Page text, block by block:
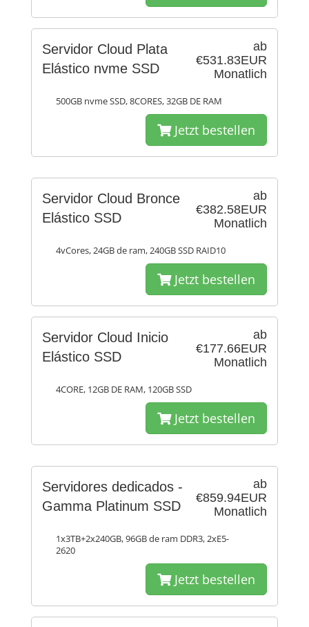
ab
€531.83EUR
Monatlich
Servidor Cloud Plata
Elástico nvme SSD
500GB nvme SSD, 8CORES, 32GB DE RAM
Jetzt bestellen
ab
€382.58EUR
Monatlich
Servidor Cloud Bronce
Elástico SSD
4vCores, 24GB de ram, 240GB SSD RAID10
Jetzt bestellen
ab
€177.66EUR
Monatlich
Servidor Cloud Inicio
Elástico SSD
4CORE, 12GB DE RAM, 120GB SSD
Jetzt bestellen
ab
€859.94EUR
Monatlich
Servidores dedicados -
Gamma Platinum SSD
1x3TB+2x240GB, 96GB de ram DDR3, 2xE5-
2620
Jetzt bestellen